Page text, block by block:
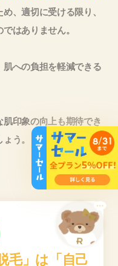
め、適切に受ける限り、
はありません。
への負担を軽減できる
印象の向上も期待でき
う。
毛」は 「自己